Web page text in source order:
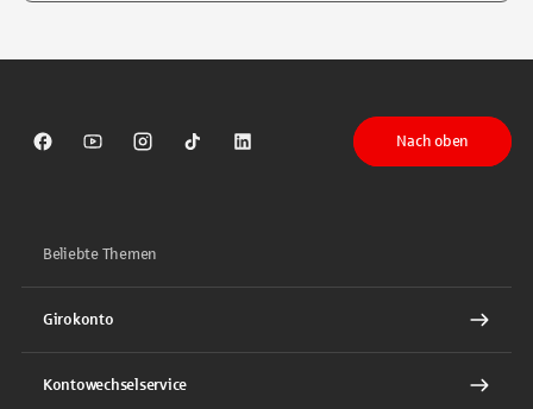
Sparkasse auf Facebook
Sparkasse auf Youtube
Sparkasse auf Instagram
Sparkasse auf TikTok
Sparkasse auf LinkedIn
Nach oben
Beliebte Themen
Girokonto
Kontowechselservice